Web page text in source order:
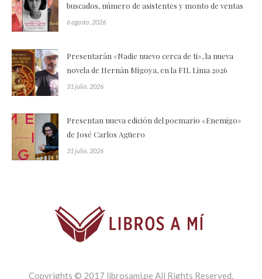
buscados, número de asistentes y monto de ventas
6 agosto, 2026
Presentarán «Nadie nuevo cerca de ti», la nueva
novela de Hernán Migoya, en la FIL Lima 2026
31 julio, 2026
Presentan nueva edición del poemario «Enemigo»
de José Carlos Agüero
31 julio, 2026
Copyrights © 2017 librosami.pe All Rights Reserved.